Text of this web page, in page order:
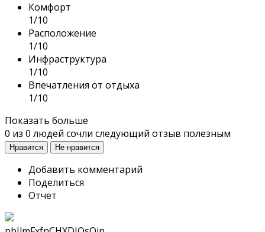
Комфорт
1/10
Расположение
1/10
Инфраструктура
1/10
Впечатления от отдыха
1/10
Показать больше
0 из 0 людей сочли следующий отзыв полезным
Нравится Не нравится
Добавить комментарий
Поделиться
Отчет